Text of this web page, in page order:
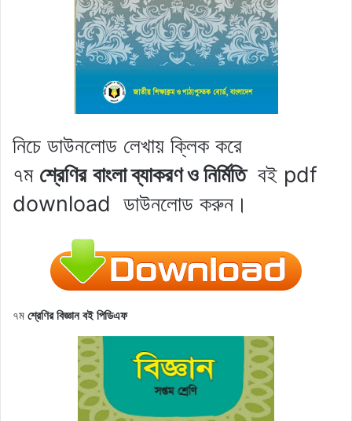
নিচে ডাউনলোড লেখায় ক্লিক করে
৭ম শ্রেণির বাংলা ব্যাকরণ ও নির্মিতি বই pdf
download ডাউনলোড করুন।
৭ম শ্রেণির বিজ্ঞান বই পিডিএফ